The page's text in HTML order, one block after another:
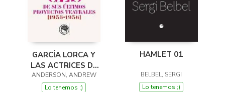
GARCÍA LORCA Y
LAS ACTRICES DE
SUS ÚLTIMOS
PROYECTOS
ANDERSON, ANDREW
Lo tenemos ;)
HAMLET 01
BELBEL, SERGI
Lo tenemos ;)